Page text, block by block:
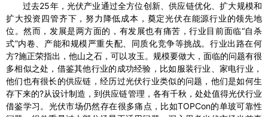
过去25年，光伏产业通过全方位创新、供应链优化、扩大规模和
扩大投资四管齐下，努力降低成本，奠定光伏在能源行业的领先地
位。然而，发展是两方面的，有发展也有痛苦，行业目前面临“自杀
式”内卷、产能和规模严重失配、同质化竞争等挑战。行业出路在何
方?施正荣指出，他山之石，可以攻玉。规模要做大，面临的问题有很
多相似之处，借鉴其他行业的成功经验，比如服装行业、家电行业，
他们也有很长的供应链，经历过光伏行业类似的问题，他们是如何生
存下来的?从设计制造，到供应链管理，各有千秋，处处值得光伏行业
借鉴学习。光伏市场仍然存在很多痛点，比如TOPCon的单玻可靠性